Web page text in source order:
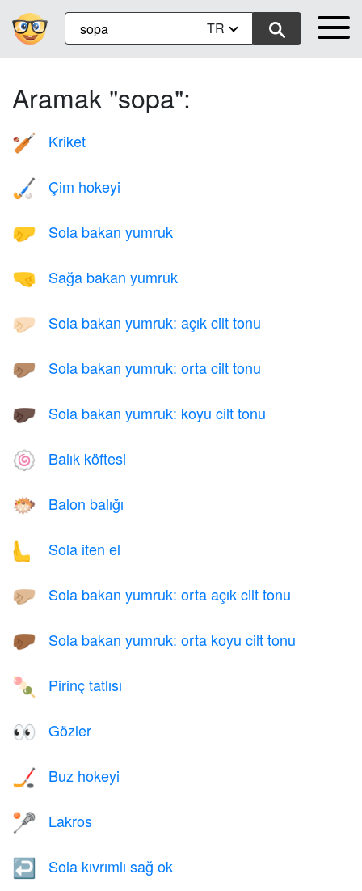
TR
Aramak "sopa":
🏏 Kriket
🏑 Çim hokeyi
🤛 Sola bakan yumruk
🤜 Sağa bakan yumruk
🤛🏻 Sola bakan yumruk: açık cilt tonu
🤛🏽 Sola bakan yumruk: orta cilt tonu
🤛🏿 Sola bakan yumruk: koyu cilt tonu
🍥 Balık köftesi
🐡 Balon balığı
🫷 Sola iten el
🤛🏼 Sola bakan yumruk: orta açık cilt tonu
🤛🏾 Sola bakan yumruk: orta koyu cilt tonu
🍡 Pirinç tatlısı
👀 Gözler
🏒 Buz hokeyi
🥍 Lakros
↩️ Sola kıvrımlı sağ ok